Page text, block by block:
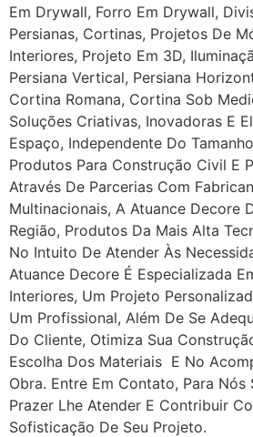
Em Drywall, Forro Em Drywall,
Persianas, Cortinas, Projetos De
Interiores, Projeto Em 3D,
Persiana Vertical, Persiana
Cortina Romana, Cortina Sob
Soluções Criativas, Inovadoras E
Espaço, Independente Do
Produtos Para Construção Civil E
Através De Parcerias Com
Multinacionais, A Atuance Decore
Região, Produtos Da Mais Alta
No Intuito De Atender Às
Atuance Decore É Especializada
Interiores, Um Projeto
Um Profissional, Além De Se
Do Cliente, Otimiza Sua
Escolha Dos Materiais E No
Obra. Entre Em Contato, Para Nós
Prazer Lhe Atender E Contribuir
Sofisticação De Seu Projeto.